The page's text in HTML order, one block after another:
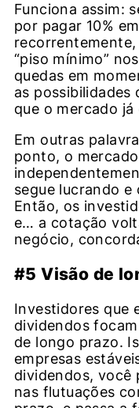
Funciona assim:
por pagar 10%
“piso mínimo”
quedas em
as possibilidades
que o mercado já
Em outras
ponto, o
segue lucrando
Então, os
e… a cotação
negócio,
#5 Visão de
Investidores que
dividendos
de longo prazo.
empresas
dividendos, você
nas flutuações